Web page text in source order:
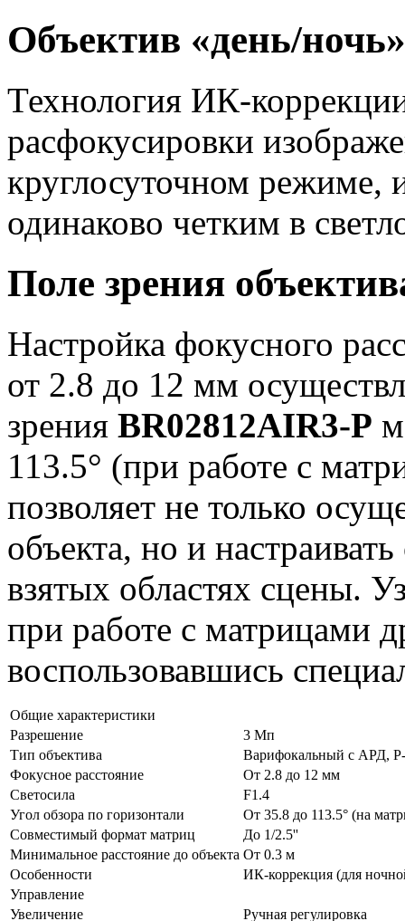
Объектив «день/ночь»
Технология ИК-
расфокусировки
круглосуточном режиме,
одинаково четким в
Поле зрения
Настройка фокусного
от 2.8 до 12 мм
зрения BR02812AIR3-P
113.5° (при работе с
позволяет не только
объекта, но и
взятых областях сцены.
при работе с матрицами
воспользовавшись
Общие характеристики
Разрешение
3 Мп
Тип объектива
Варифокальный с АРД,
Фокусное расстояние
От 2.8 до 12 мм
Светосила
F1.4
Угол обзора по горизонтали
От 35.8 до 113.5° (на
Совместимый формат матриц
До 1/2.5''
Минимальное расстояние до объекта От 0.3 м
Особенности
ИК-коррекция (для
Управление
Увеличение
Ручная регулировка